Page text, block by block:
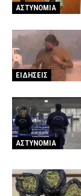
ΑΣΤΥΝΟΜΙΑ
ΕΙΔΗΣΕΙΣ
ΑΣΤΥΝΟΜΙΑ